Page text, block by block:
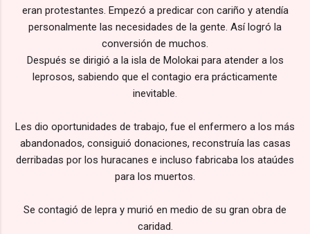
eran protestantes. Empezó a predicar con cariño y atendía
personalmente las necesidades de la gente. Así logró la
conversión de muchos.
Después se dirigió a la isla de Molokai para atender a los
leprosos, sabiendo que el contagio era prácticamente
inevitable.
Les dio oportunidades de trabajo, fue el enfermero a los más
abandonados, consiguió donaciones, reconstruía las casas
derribadas por los huracanes e incluso fabricaba los ataúdes
para los muertos.
Se contagió de lepra y murió en medio de su gran obra de
caridad.